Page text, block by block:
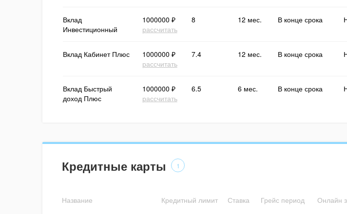
Вклад
Инвестиционный
1000000 ₽
рассчитать
8 12 мес. В конце срока
Вклад Кабинет Плюс
1000000 ₽
рассчитать
7.4 12 мес. В конце срока
Вклад Быстрый
доход Плюс
1000000 ₽
рассчитать
6.5 6 мес. В конце срока
Кредитные карты 1
Название
Кредитный лимит
Ставка
Грейс период
Онлайн